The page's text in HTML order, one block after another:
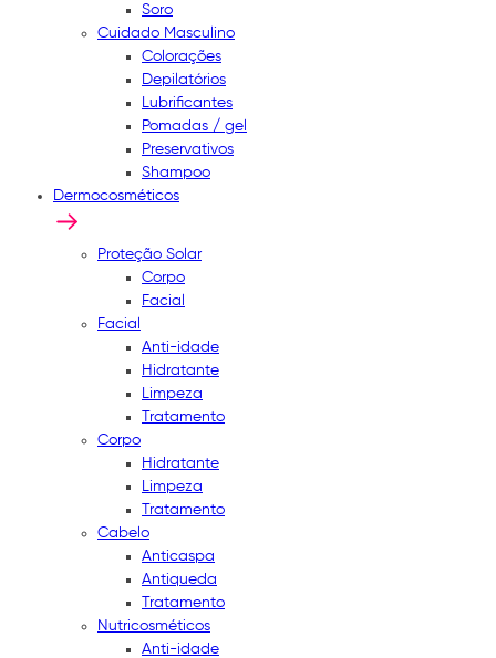
Soro
Cuidado Masculino
Colorações
Depilatórios
Lubrificantes
Pomadas / gel
Preservativos
Shampoo
Dermocosméticos
Proteção Solar
Corpo
Facial
Facial
Anti-idade
Hidratante
Limpeza
Tratamento
Corpo
Hidratante
Limpeza
Tratamento
Cabelo
Anticaspa
Antiqueda
Tratamento
Nutricosméticos
Anti-idade